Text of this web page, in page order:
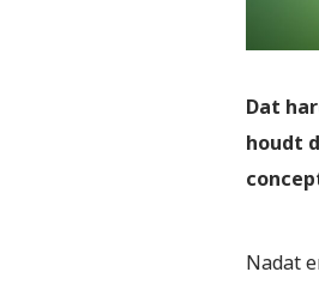
Dat
houdt
Nadat